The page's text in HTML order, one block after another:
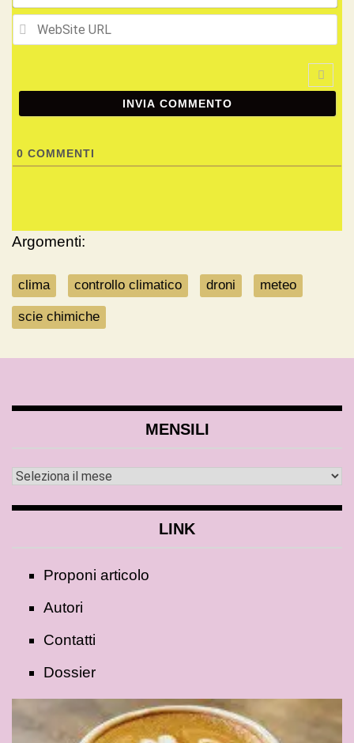
0 COMMENTI
Argomenti:
clima controllo climatico droni meteo
scie chimiche
MENSILI
LINK
Proponi articolo
Autori
Contatti
Dossier